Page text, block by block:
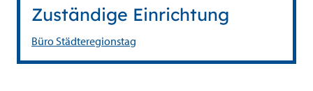
Zuständige Einrichtung
Büro Städteregionstag